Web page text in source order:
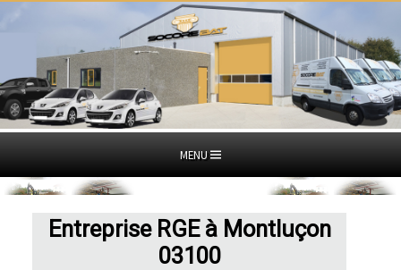
MENU
Entreprise RGE à Montluçon
03100